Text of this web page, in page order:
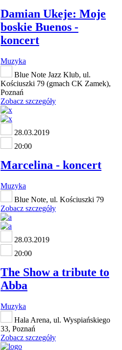
Damian Ukeje: Moje
boskie Buenos -
koncert
Muzyka
Blue Note Jazz Klub, ul.
Kościuszki 79 (gmach CK Zamek),
Poznań
Zobacz szczegóły
28.03.2019
20:00
Marcelina - koncert
Muzyka
Blue Note, ul. Kościuszki 79
Zobacz szczegóły
28.03.2019
20:00
The Show a tribute to
Abba
Muzyka
Hala Arena, ul. Wyspiańskiego
33, Poznań
Zobacz szczegóły